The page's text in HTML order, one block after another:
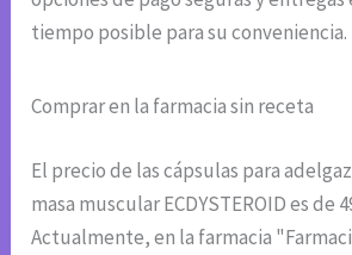
tiempo posible para su conveniencia.
Comprar en la farmacia sin receta
El precio de las cápsulas para
masa muscular ECDYSTEROID es de
Actualmente, en la farmacia